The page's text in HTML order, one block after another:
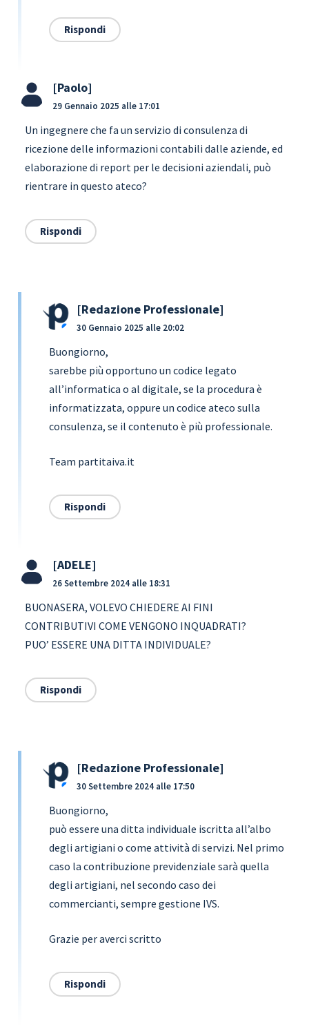
Rispondi
Paolo
29 Gennaio 2025 alle 17:01
un ingegnere che fa un servizio di consulenza di
ricezione delle informazioni contabili dalle aziende, ed
elaborazione di report per le decisioni aziendali, può
rientrare in questo ateco?
Rispondi
Redazione Professionale
30 Gennaio 2025 alle 20:02
Buongiorno,
sarebbe più opportuno un codice legato
all’informatica o al digitale, se la procedura è
informatizzata, oppure un codice ateco sulla
consulenza, se il contenuto è più professionale.
Team partitaiva.it
Rispondi
ADELE
26 Settembre 2024 alle 18:31
BUONASERA, VOLEVO CHIEDERE AI FINI
CONTRIBUTIVI COME VENGONO INQUADRATI?
PUO’ ESSERE UNA DITTA INDIVIDUALE?
Rispondi
Redazione Professionale
30 Settembre 2024 alle 17:50
Buongiorno,
può essere una ditta individuale iscritta all’albo
degli artigiani o come attività di servizi. Nel primo
caso la contribuzione previdenziale sarà quella
degli artigiani, nel secondo caso dei
commercianti, sempre gestione IVS.
Grazie per averci scritto
Rispondi